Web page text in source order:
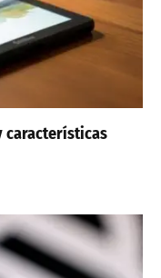
características